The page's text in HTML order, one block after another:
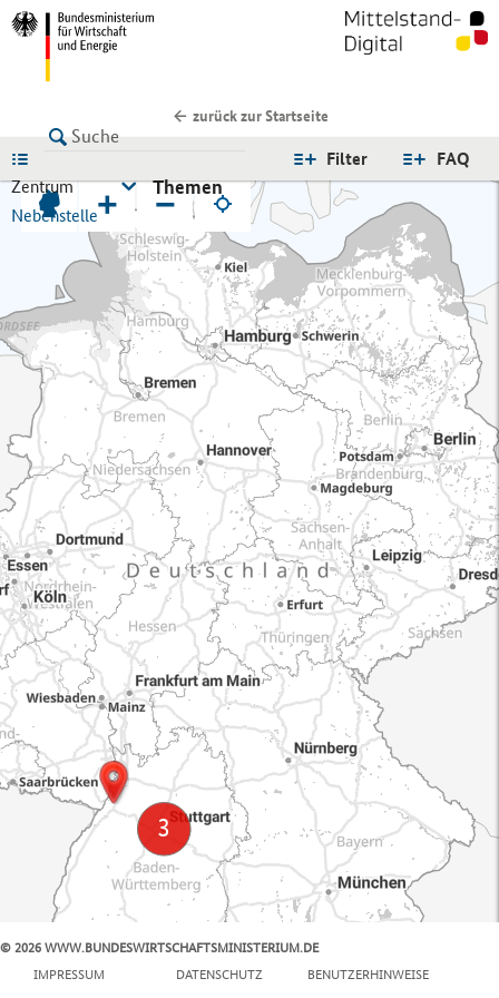
zurück zur Startseite
FAQ
Filter
Zentrum
Nebenstelle
Themen
+ −
© 2026 WWW.BUNDESWIRTSCHAFTSMINISTERIUM.DE
IMPRESSUM
DATENSCHUTZ BENUTZERHINWEISE